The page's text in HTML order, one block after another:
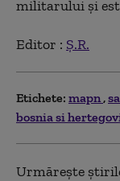
militarului şi
Editor : Ș.R.
Etichete: mapn
bosnia si
Urmărește